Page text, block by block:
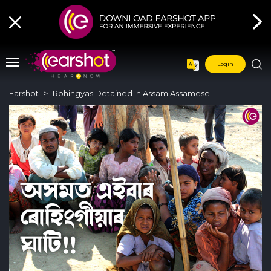
Login
Earshot Rohingyas Detained In Assam Assamese